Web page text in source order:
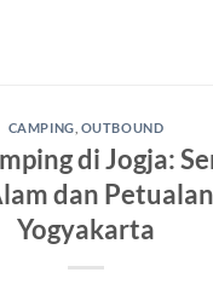
CAMPING OUTBOUND
di Jogja:
dan
Yogyakarta